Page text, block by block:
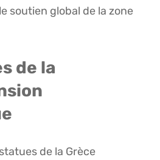
soutien global de la zone
de la
de la Grèce